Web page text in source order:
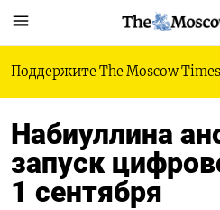
Поддержите The Moscow Times
Набиуллина
запуск
1 сентября